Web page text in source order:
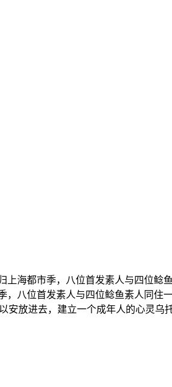
上海都市季，八位首发素人与四位鲶
八位首发素人与四位鲶鱼素人同住
放进去，建立一个成年人的心灵乌